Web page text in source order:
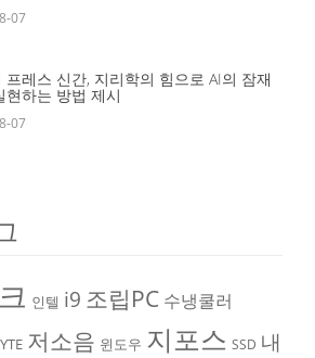
07
프레스 신간, 지리학의 힘으로 AI의 잠재
현하는 방법 제시
07
인텔 i9 조립PC 수냉쿨러
저소음 윈도우 지포스 SSD 내